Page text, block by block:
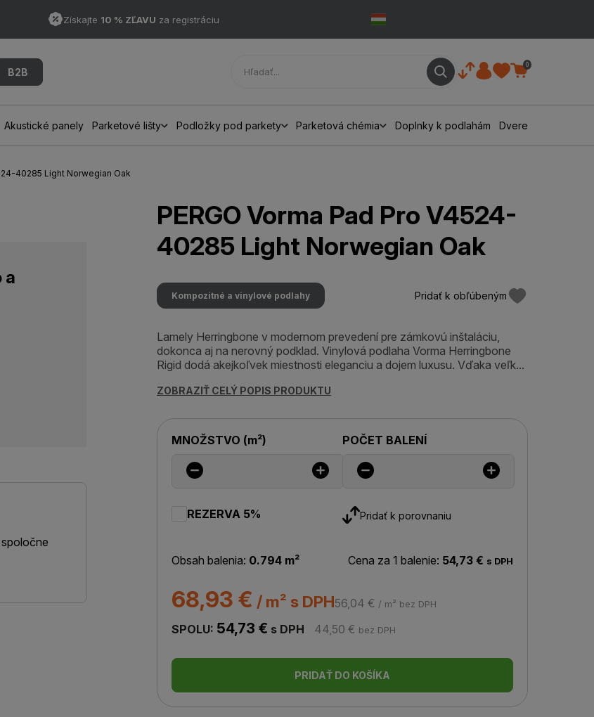
Získajte 10 % ZĽAVU za registráciu
B2B
0
Akustické panely Parketové lišty Podložky pod parkety Parketová chémia Doplnky k podlahám Dvere
40285 Light Norwegian Oak
a
PERGO Vorma Pad Pro V4524-
40285 Light Norwegian Oak
Kompozitné a vinylové podlahy Pridať k obľúbeným
Lamely Herringbone v modernom prevedení pre zámkovú inštaláciu,
dokonca aj na nerovný podklad. Vinylová podlaha Vorma Herringbone
Rigid dodá akejkoľvek miestnosti eleganciu a dojem luxusu. Vďaka veľk...
ZOBRAZIŤ CELÝ POPIS PRODUKTU
MNOŽSTVO (m²) POČET BALENÍ
REZERVA 5% Pridať k porovnaniu
Obsah balenia: 0.794 m² Cena za 1 balenie: 54,73 € s DPH
68,93 € / m² s DPH56,04 € / m² bez DPH
SPOLU: 54,73 € s DPH 44,50 € bez DPH
PRIDAŤ DO KOŠÍKA